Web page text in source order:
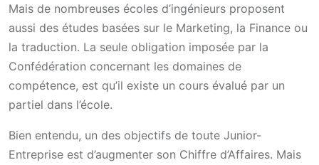
Mais de nombreuses écoles d’ingénieurs proposent
aussi des études basées sur le Marketing, la Finance ou
la traduction. La seule obligation imposée par la
Confédération concernant les domaines de
compétence, est qu’il existe un cours évalué par un
partiel dans l’école.
Bien entendu, un des objectifs de toute Junior-
Entreprise est d’augmenter son Chiffre d’Affaires. Mais